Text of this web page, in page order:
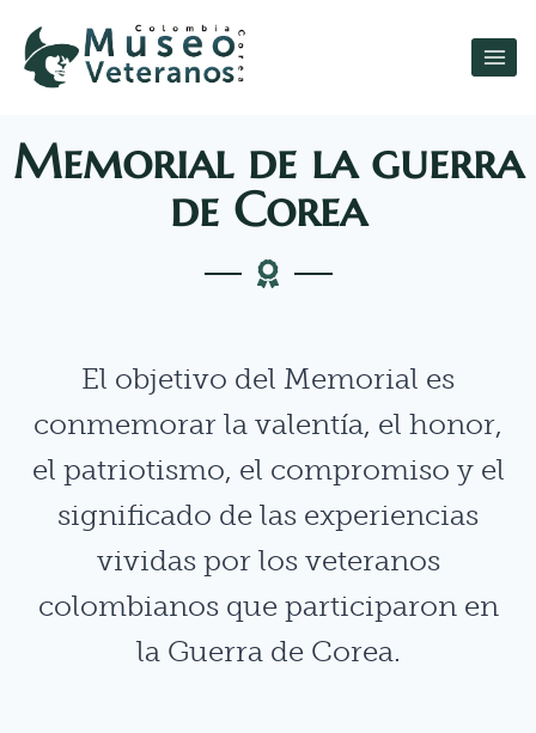
Memorial de la guerra
de Corea
El objetivo del Memorial es
conmemorar la valentía, el honor,
el patriotismo, el compromiso y el
significado de las experiencias
vividas por los veteranos
colombianos que participaron en
la Guerra de Corea.